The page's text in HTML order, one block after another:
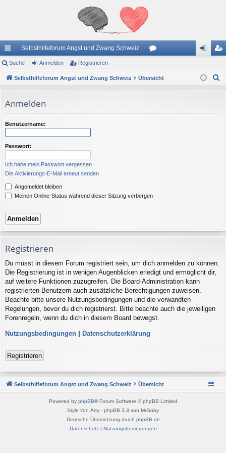
ch
ne
ug
riff
Selbsthilfeforum Angst und Zwang Schweiz
en m ist
Suche Anmelden Registrieren
Selbsthilfeforum Angst und Zwang Schweiz Übersicht
Anmelden
Benutzername:
Passwort:
Ich habe mein Passwort vergessen
Die Aktivierungs-E-Mail erneut senden
Angemeldet bleiben
Meinen Online-Status während dieser Sitzung verbergen
Registrieren
Du musst in diesem Forum registriert sein, um dich anmelden zu können.
Die Registrierung ist in wenigen Augenblicken erledigt und ermöglicht dir,
auf weitere Funktionen zuzugreifen. Die Board-Administration kann
registrierten Benutzern auch zusätzliche Berechtigungen zuweisen.
Beachte bitte unsere Nutzungsbedingungen und die verwandten
Regelungen, bevor du dich registrierst. Bitte beachte auch die jeweiligen
Forenregeln, wenn du dich in diesem Board bewegst.
Nutzungsbedingungen | Datenschutzerklärung
Registrieren
Selbsthilfeforum Angst und Zwang Schweiz Übersicht
Powered by phpBB® Forum Software © phpBB Limited
Style von Arty - phpBB 3.3 von MrGaby
Deutsche Übersetzung durch phpBB.de
Datenschutz| Nutzungsbedingungen